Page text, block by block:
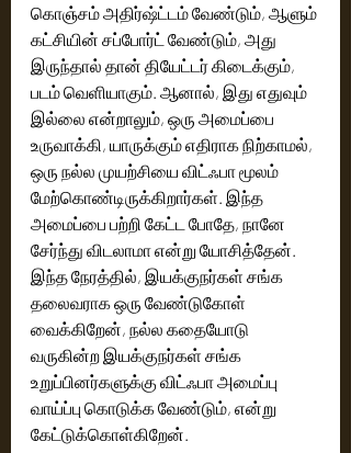
கொஞ்சம் அதிர்ஷ்ட்டம் வேண்டும், ஆளும்
கட்சியின் சப்போர்ட் வேண்டும், அது
இருந்தால் தான் தியேட்டர் கிடைக்கும்,
படம் வெளியாகும். ஆனால், இது எதுவும்
இல்லை என்றாலும், ஒரு அமைப்பை
உருவாக்கி, யாருக்கும் எதிராக நிற்காமல்,
ஒரு நல்ல முயற்சியை விட்ஃபா மூலம்
மேற்கொண்டிருக்கிறார்கள். இந்த
அமைப்பை பற்றி கேட்ட போதே, நானே
சேர்ந்து விடலாமா என்று யோசித்தேன்.
இந்த நேரத்தில், இயக்குநர்கள் சங்க
தலைவராக ஒரு வேண்டுகோள்
வைக்கிறேன், நல்ல கதையோடு
வருகின்ற இயக்குநர்கள் சங்க
உறுப்பினர்களுக்கு விட்ஃபா அமைப்பு
வாய்ப்பு கொடுக்க வேண்டும், என்று
கேட்டுக்கொள்கிறேன்.